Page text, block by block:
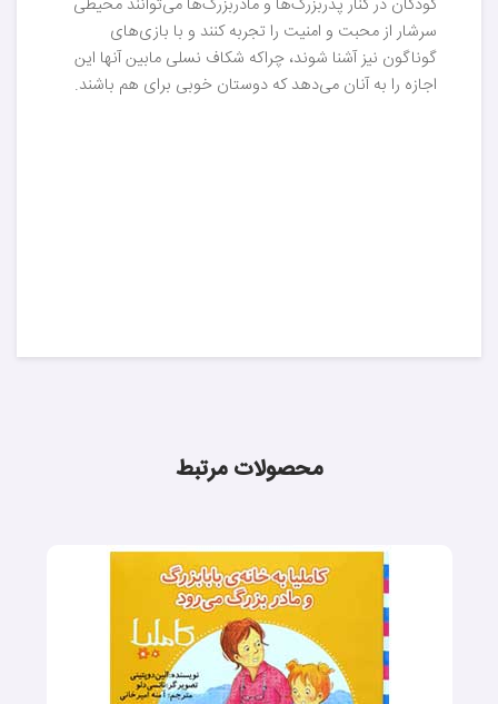
کودکان در کنار پدربزرگ‌ها و مادربزرگ‌ها می‌توانند محیطی
سرشار از محبت و امنیت را تجربه کنند و با بازی‌های
گوناگون نیز آشنا شوند، چراکه شکاف نسلی مابین آنها این
اجازه را به آنان می‌دهد که دوستان خوبی برای هم باشند.
محصولات مرتبط